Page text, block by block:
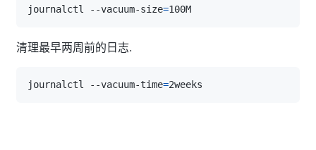
journalctl --vacuum-size=
清理最早两周前的日志.
journalctl --vacuum-time=